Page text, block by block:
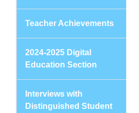
Teacher Achievements
2024-2025 Digital
Education Section
Interviews with
Distinguished Student